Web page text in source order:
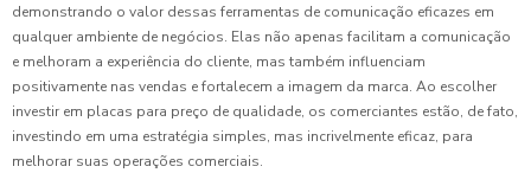
demonstrando o valor dessas ferramentas de comunicação eficazes em
qualquer ambiente de negócios. Elas não apenas facilitam a comunicação
e melhoram a experiência do cliente, mas também influenciam
positivamente nas vendas e fortalecem a imagem da marca. Ao escolher
investir em placas para preço de qualidade, os comerciantes estão, de fato,
investindo em uma estratégia simples, mas incrivelmente eficaz, para
melhorar suas operações comerciais.